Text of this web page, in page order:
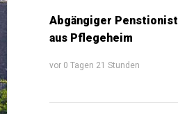
Abgängiger Penstionist
aus Pflegeheim
vor 0 Tagen 21 Stunden